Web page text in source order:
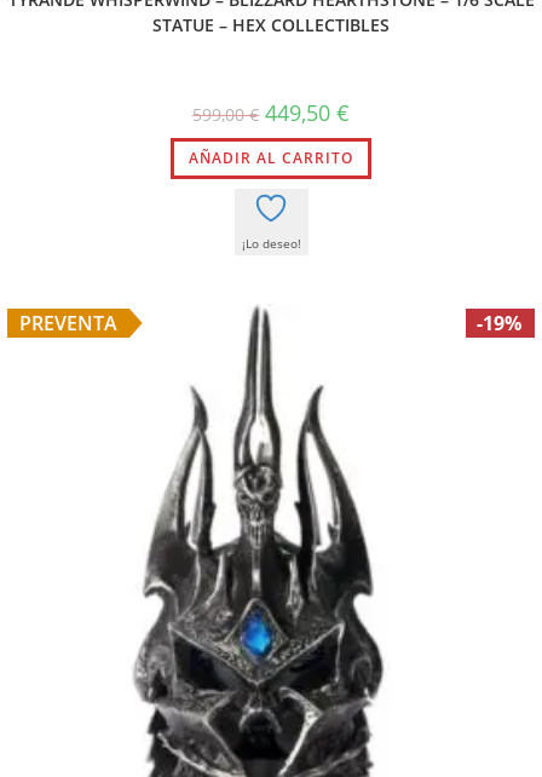
STATUE – HEX COLLECTIBLES
599,00€ 449,50 €
AÑADIR AL CARRITO
¡Lo deseo!
-19%
PREVENTA